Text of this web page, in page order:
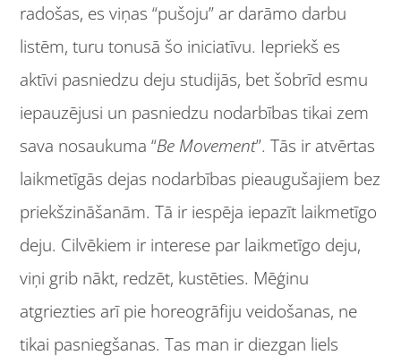
radošas, es viņas “pušoju” ar darāmo darbu
listēm, turu tonusā šo iniciatīvu. Iepriekš es
aktīvi pasniedzu deju studijās, bet šobrīd esmu
iepauzējusi un pasniedzu nodarbības tikai zem
sava nosaukuma “Be Movement”. Tās ir atvērtas
laikmetīgās dejas nodarbības pieaugušajiem bez
priekšzināšanām. Tā ir iespēja iepazīt laikmetīgo
deju. Cilvēkiem ir interese par laikmetīgo deju,
viņi grib nākt, redzēt, kustēties. Mēģinu
atgriezties arī pie horeogrāfiju veidošanas, ne
tikai pasniegšanas. Tas man ir diezgan liels